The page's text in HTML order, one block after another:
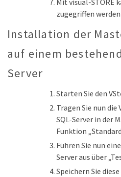
Mit visual-STORE
zugegriffen werden
Installation der
auf einem
Server
Starten Sie den
Tragen Sie nun
SQL-Server in der
Funktion
Führen Sie nun
Server aus über
Speichern Sie